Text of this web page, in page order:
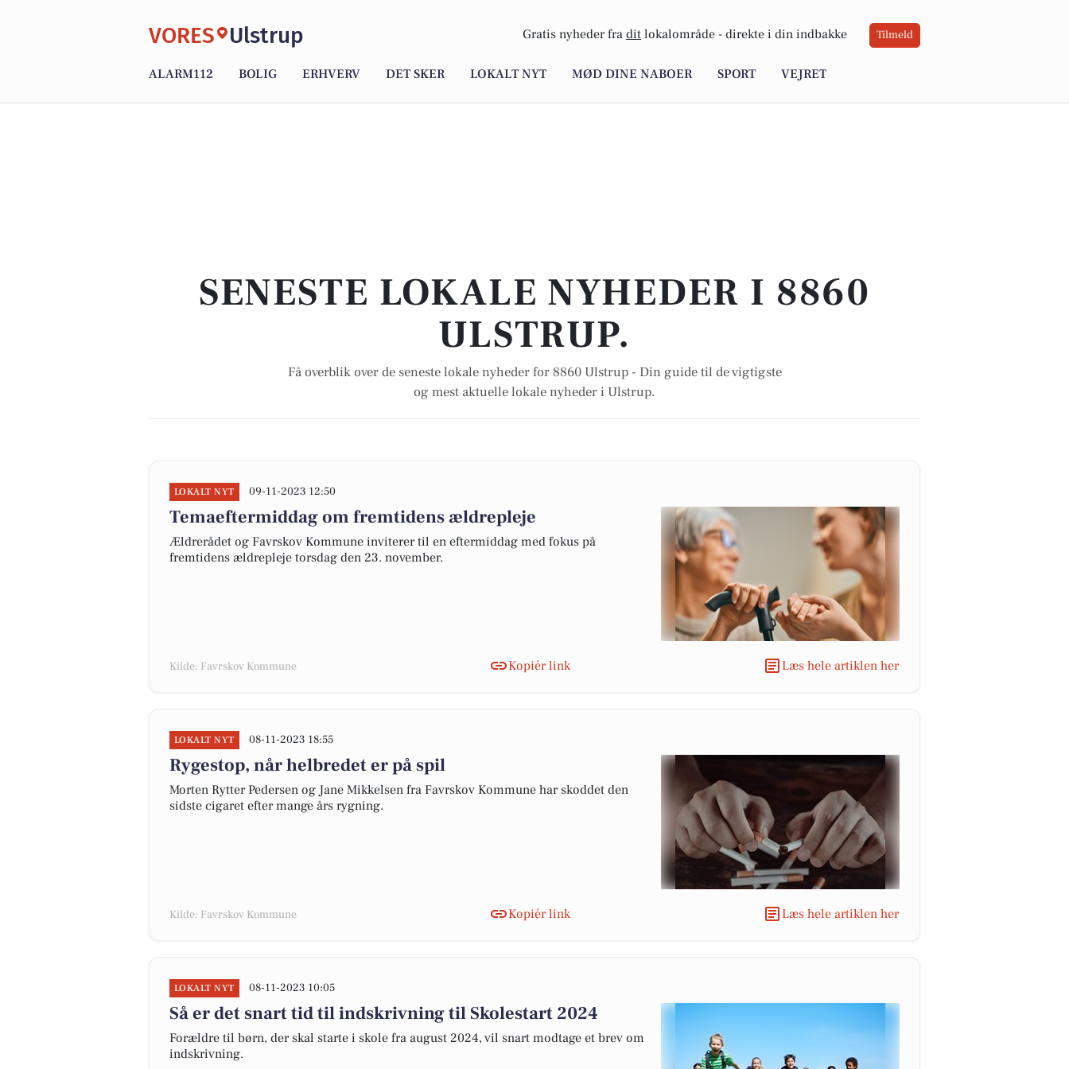
VORES Ulstrup Gratis nyheder fra dit lokalområde - direkte i din indbakke Tilmeld
ALARM112 BOLIG ERHVERV DET SKER LOKALT NYT MØD DINE NABOER SPORT VEJRET
SENESTE LOKALE NYHEDER I 8860
ULSTRUP.
Få overblik over de seneste lokale nyheder for 8860 Ulstrup - Din guide til de vigtigste
og mest aktuelle lokale nyheder i Ulstrup.
LOKALT NYT 09-11-2023 12:50
Temaeftermiddag om fremtidens ældrepleje
Ældrerådet og Favrskov Kommune inviterer til en eftermiddag med fokus på
fremtidens ældrepleje torsdag den 23. november.
Kilde: Favrskov Kommune Kopiér link Læs hele artiklen her
LOKALT NYT 08-11-2023 18:55
Rygestop, når helbredet er på spil
Morten Rytter Pedersen og Jane Mikkelsen fra Favrskov Kommune har skoddet den
sidste cigaret efter mange års rygning.
Kilde: Favrskov Kommune Kopiér link Læs hele artiklen her
LOKALT NYT 08-11-2023 10:05
Så er det snart tid til indskrivning til Skolestart 2024
Forældre til børn, der skal starte i skole fra august 2024, vil snart modtage et brev om
indskrivning.